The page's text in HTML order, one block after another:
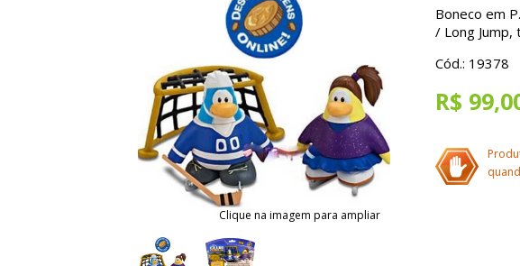
Clique na imagem para ampliar
Boneco em
/ Long Jump,
Cód.: 19378
R$